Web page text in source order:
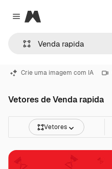
Close menu
Magnific
Crie uma imagem com IA
Vetores de Venda rapida
Vetores